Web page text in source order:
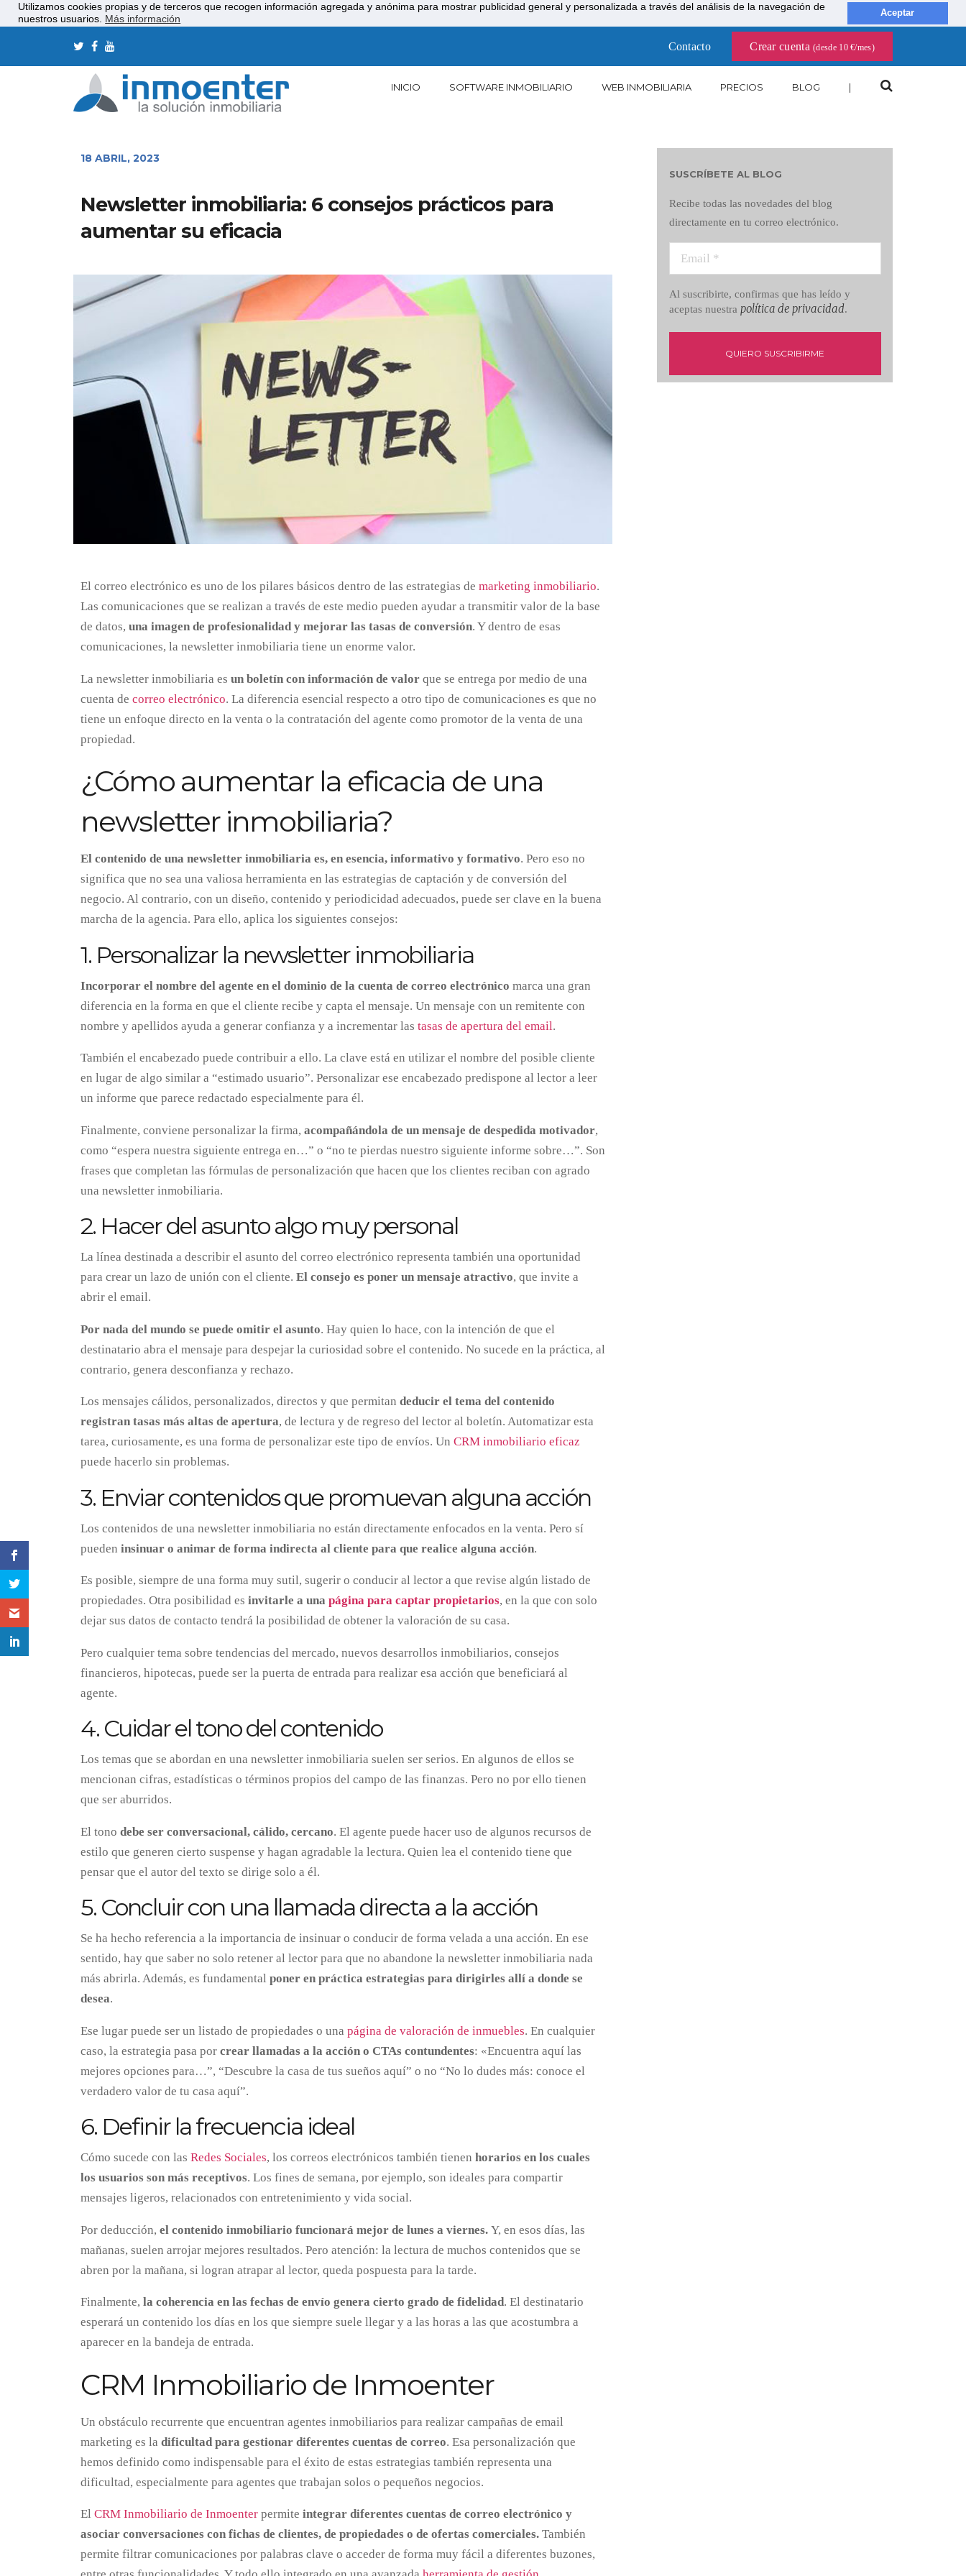
Utilizamos cookies propias y de terceros que recogen información agregada y anónima para mostrar publicidad general y personalizada a través del análisis de la navegación de
nuestros usuarios. Más información
Aceptar
Contacto Crear cuenta(desde 10 €/mes)
INICIO SOFTWARE INMOBILIARIO WEB INMOBILIARIA PRECIOS BLOG |
18 ABRIL, 2023
Newsletter inmobiliaria: 6 consejos prácticos para
aumentar su eficacia
El correo electrónico es uno de los pilares básicos dentro de las estrategias de marketing inmobiliario.
Las comunicaciones que se realizan a través de este medio pueden ayudar a transmitir valor de la base
de datos, una imagen de profesionalidad y mejorar las tasas de conversión. Y dentro de esas
comunicaciones, la newsletter inmobiliaria tiene un enorme valor.
La newsletter inmobiliaria es un boletín con información de valor que se entrega por medio de una
cuenta de correo electrónico. La diferencia esencial respecto a otro tipo de comunicaciones es que no
tiene un enfoque directo en la venta o la contratación del agente como promotor de la venta de una
propiedad.
¿Cómo aumentar la eficacia de una
newsletter inmobiliaria?
El contenido de una newsletter inmobiliaria es, en esencia, informativo y formativo. Pero eso no
significa que no sea una valiosa herramienta en las estrategias de captación y de conversión del
negocio. Al contrario, con un diseño, contenido y periodicidad adecuados, puede ser clave en la buena
marcha de la agencia. Para ello, aplica los siguientes consejos:
1. Personalizar la newsletter inmobiliaria
Incorporar el nombre del agente en el dominio de la cuenta de correo electrónico marca una gran
diferencia en la forma en que el cliente recibe y capta el mensaje. Un mensaje con un remitente con
nombre y apellidos ayuda a generar confianza y a incrementar las tasas de apertura del email.
También el encabezado puede contribuir a ello. La clave está en utilizar el nombre del posible cliente
en lugar de algo similar a “estimado usuario”. Personalizar ese encabezado predispone al lector a leer
un informe que parece redactado especialmente para él.
Finalmente, conviene personalizar la firma, acompañándola de un mensaje de despedida motivador,
como “espera nuestra siguiente entrega en…” o “no te pierdas nuestro siguiente informe sobre…”. Son
frases que completan las fórmulas de personalización que hacen que los clientes reciban con agrado
una newsletter inmobiliaria.
2. Hacer del asunto algo muy personal
La línea destinada a describir el asunto del correo electrónico representa también una oportunidad
para crear un lazo de unión con el cliente. El consejo es poner un mensaje atractivo, que invite a
abrir el email.
Por nada del mundo se puede omitir el asunto. Hay quien lo hace, con la intención de que el
destinatario abra el mensaje para despejar la curiosidad sobre el contenido. No sucede en la práctica, al
contrario, genera desconfianza y rechazo.
Los mensajes cálidos, personalizados, directos y que permitan deducir el tema del contenido
registran tasas más altas de apertura, de lectura y de regreso del lector al boletín. Automatizar esta
tarea, curiosamente, es una forma de personalizar este tipo de envíos. Un CRM inmobiliario eficaz
puede hacerlo sin problemas.
3. Enviar contenidos que promuevan alguna acción
Los contenidos de una newsletter inmobiliaria no están directamente enfocados en la venta. Pero sí
pueden insinuar o animar de forma indirecta al cliente para que realice alguna acción.
Es posible, siempre de una forma muy sutil, sugerir o conducir al lector a que revise algún listado de
propiedades. Otra posibilidad es invitarle a una página para captar propietarios, en la que con solo
dejar sus datos de contacto tendrá la posibilidad de obtener la valoración de su casa.
Pero cualquier tema sobre tendencias del mercado, nuevos desarrollos inmobiliarios, consejos
financieros, hipotecas, puede ser la puerta de entrada para realizar esa acción que beneficiará al
agente.
4. Cuidar el tono del contenido
Los temas que se abordan en una newsletter inmobiliaria suelen ser serios. En algunos de ellos se
mencionan cifras, estadísticas o términos propios del campo de las finanzas. Pero no por ello tienen
que ser aburridos.
El tono debe ser conversacional, cálido, cercano. El agente puede hacer uso de algunos recursos de
estilo que generen cierto suspense y hagan agradable la lectura. Quien lea el contenido tiene que
pensar que el autor del texto se dirige solo a él.
5. Concluir con una llamada directa a la acción
Se ha hecho referencia a la importancia de insinuar o conducir de forma velada a una acción. En ese
sentido, hay que saber no solo retener al lector para que no abandone la newsletter inmobiliaria nada
más abrirla. Además, es fundamental poner en práctica estrategias para dirigirles allí a donde se
desea.
Ese lugar puede ser un listado de propiedades o una página de valoración de inmuebles. En cualquier
caso, la estrategia pasa por crear llamadas a la acción o CTAs contundentes: «Encuentra aquí las
mejores opciones para…”, “Descubre la casa de tus sueños aquí” o no “No lo dudes más: conoce el
verdadero valor de tu casa aquí”.
6. Definir la frecuencia ideal
Cómo sucede con las Redes Sociales, los correos electrónicos también tienen horarios en los cuales
los usuarios son más receptivos. Los fines de semana, por ejemplo, son ideales para compartir
mensajes ligeros, relacionados con entretenimiento y vida social.
Por deducción, el contenido inmobiliario funcionará mejor de lunes a viernes. Y, en esos días, las
mañanas, suelen arrojar mejores resultados. Pero atención: la lectura de muchos contenidos que se
abren por la mañana, si logran atrapar al lector, queda pospuesta para la tarde.
Finalmente, la coherencia en las fechas de envío genera cierto grado de fidelidad. El destinatario
esperará un contenido los días en los que siempre suele llegar y a las horas a las que acostumbra a
aparecer en la bandeja de entrada.
CRM Inmobiliario de Inmoenter
Un obstáculo recurrente que encuentran agentes inmobiliarios para realizar campañas de email
marketing es la dificultad para gestionar diferentes cuentas de correo. Esa personalización que
hemos definido como indispensable para el éxito de estas estrategias también representa una
dificultad, especialmente para agentes que trabajan solos o pequeños negocios.
El CRM Inmobiliario de Inmoenter permite integrar diferentes cuentas de correo electrónico y
asociar conversaciones con fichas de clientes, de propiedades o de ofertas comerciales. También
permite filtrar comunicaciones por palabras clave o acceder de forma muy fácil a diferentes buzones,
SUSCRÍBETE AL BLOG
Recibe todas las novedades del blog
directamente en tu correo electrónico.
Al suscribirte, confirmas que has leído y
aceptas nuestra política de privacidad.